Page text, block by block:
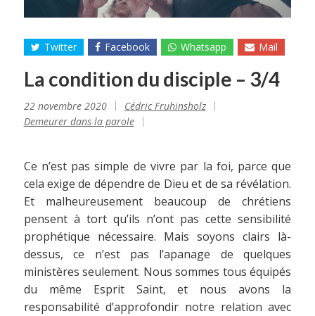
Twitter Facebook Whatsapp Mail
La condition du disciple – 3/4
22 novembre 2020
Cédric Fruhinsholz
Demeurer dans la parole
Ce n’est pas simple de vivre par la foi, parce que
cela exige de dépendre de Dieu et de sa révélation.
Et malheureusement beaucoup de chrétiens
pensent à tort qu’ils n’ont pas cette sensibilité
prophétique nécessaire. Mais soyons clairs là-
dessus, ce n’est pas l’apanage de quelques
ministères seulement. Nous sommes tous équipés
du même Esprit Saint, et nous avons la
responsabilité d’approfondir notre relation avec